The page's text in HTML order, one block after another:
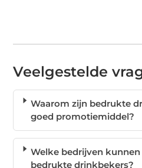
Veelgestelde
Waarom zijn bedrukte
goed promotiemiddel?
Welke bedrijven
bedrukte drinkbekers?